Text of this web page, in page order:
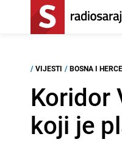
/ VIJESTI / BOSNA I
Koridor
koji je